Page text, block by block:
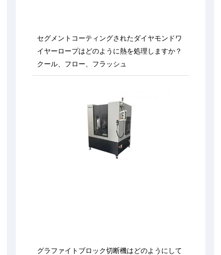
セグメントコーティングされたダイヤモンドワ
イヤーロープはどのように熱を処理しますか？
クール、フロー、フラッシュ
グラファイトブロック切断機はどのようにして